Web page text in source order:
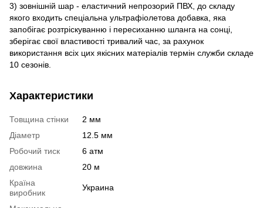
3) зовнішній шар - еластичний непрозорий ПВХ, до складу
якого входить спеціальна ультрафіолетова добавка, яка
запобігає розтріскуванню і пересиханню шланга на сонці,
зберігає свої властивості тривалий час, за рахунок
використання всіх цих якісних матеріалів термін служби складе
10 сезонів.
Характеристики
Товщина стінки
2 мм
Діаметр
12.5 мм
Робочий тиск
6 атм
довжина
20 м
Країна
виробник
Украина